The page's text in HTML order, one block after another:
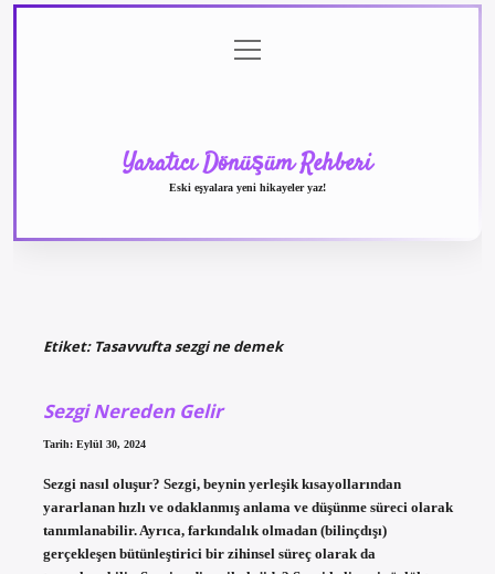
menüyü
aç
Yaratıcı Dönüşüm Rehberi
Eski eşyalara yeni hikayeler yaz!
Etiket: Tasavvufta sezgi ne demek
Sezgi Nereden Gelir
Tarih: Eylül 30, 2024
Sezgi nasıl oluşur? Sezgi, beynin yerleşik kısayollarından
yararlanan hızlı ve odaklanmış anlama ve düşünme süreci olarak
tanımlanabilir. Ayrıca, farkındalık olmadan (bilinçdışı)
gerçekleşen bütünleştirici bir zihinsel süreç olarak da